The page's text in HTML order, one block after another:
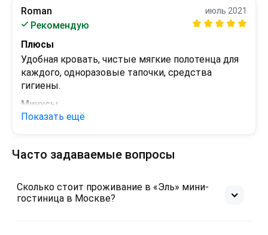
Roman
Рекомендую
июль 2021
Плюсы
Удобная кровать, чистые мягкие полотенца для
каждого, одноразовые тапочки, средства
Минусы
Встретился один таракан(
Показать ещё
Часто задаваемые вопросы
Сколько стоит проживание в «Эль» мини-
гостиница в Москве?